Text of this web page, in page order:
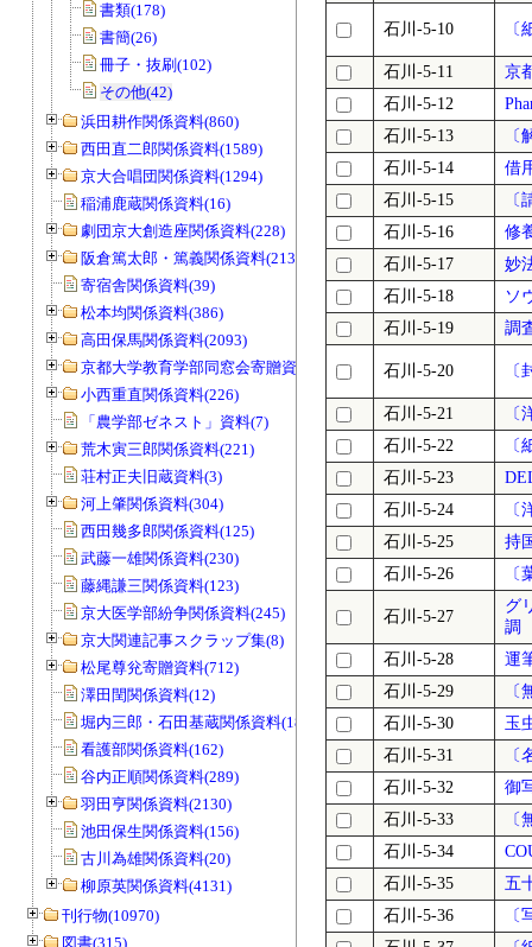
書類(178)
書簡(26)
冊子・抜刷(102)
その他(42)
浜田耕作関係資料(860)
西田直二郎関係資料(1589)
京大合唱団関係資料(1294)
稲浦鹿蔵関係資料(16)
劇団京大創造座関係資料(228)
阪倉篤太郎・篤義関係資料(213)
寄宿舎関係資料(39)
松本均関係資料(386)
高田保馬関係資料(2093)
京都大学教育学部同窓会寄贈資料(963)
小西重直関係資料(226)
「農学部ゼネスト」資料(7)
荒木寅三郎関係資料(221)
荘村正夫旧蔵資料(3)
河上肇関係資料(304)
西田幾多郎関係資料(125)
武藤一雄関係資料(230)
藤縄謙三関係資料(123)
京大医学部紛争関係資料(245)
京大関連記事スクラップ集(8)
松尾尊兊寄贈資料(712)
澤田閏関係資料(12)
堀内三郎・石田基蔵関係資料(189)
看護部関係資料(162)
谷内正順関係資料(289)
羽田亨関係資料(2130)
池田保生関係資料(156)
古川為雄関係資料(20)
柳原英関係資料(4131)
刊行物(10970)
図書(315)
石川-5-10 〔
石川-5-11
京
石川-5-12
石川-5-13
〔
石川-5-14
借
石川-5-15
〔
石川-5-16
修
石川-5-17
妙
石川-5-18
ソ
石川-5-19
調
石川-5-20 〔
石川-5-21
〔
石川-5-22
〔
石川-5-23
石川-5-24
〔
石川-5-25
持
石川-5-26
〔
石川-5-27
グ
調
石川-5-28
運
石川-5-29
〔
石川-5-30
玉
石川-5-31
〔
石川-5-32
御
石川-5-33
〔
石川-5-34
石川-5-35
五
石川-5-36
〔